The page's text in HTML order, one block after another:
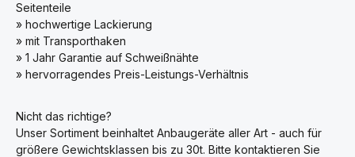
Seitenteile
» hochwertige Lackierung
» mit Transporthaken
» 1 Jahr Garantie auf Schweißnähte
» hervorragendes Preis-Leistungs-Verhältnis
Nicht das richtige?
Unser Sortiment beinhaltet Anbaugeräte aller Art - auch für
größere Gewichtsklassen bis zu 30t. Bitte kontaktieren Sie